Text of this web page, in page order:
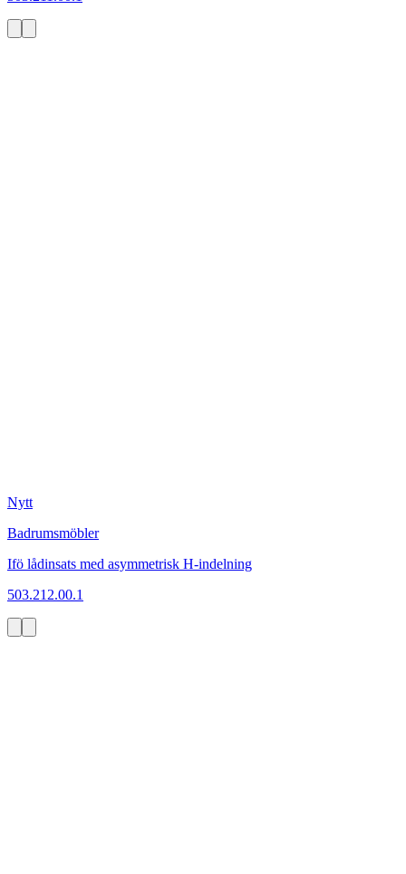
Nytt
Badrumsmöbler
Ifö lådinsats med asymmetrisk H-indelning
503.212.00.1